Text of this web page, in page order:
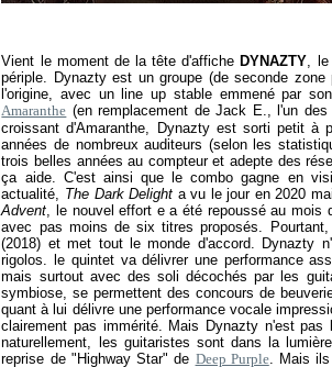
Vient le moment de la tête d'affiche DYNAZTY, le
périple. Dynazty est un groupe (de seconde
l'origine, avec un line up stable emmené par
Amaranthe (en remplacement de Jack E., l'un
croissant d'Amaranthe, Dynazty est sorti petit à
années de nombreux auditeurs (selon les
trois belles années au compteur et adepte des
ça aide. C'est ainsi que le combo gagne en
actualité, The Dark Delight a vu le jour en 2020
Advent, le nouvel effort e a été repoussé au
avec pas moins de six titres proposés.
(2018) et met tout le monde d'accord. Dynazty
rigolos. le quintet va délivrer une performance
mais surtout avec des soli décochés par les
symbiose, se permettent des concours de
quant à lui délivre une performance vocale
clairement pas immérité. Mais Dynazty n'est
naturellement, les guitaristes sont dans la
reprise de "Highway Star" de Deep Purple. Mais ils